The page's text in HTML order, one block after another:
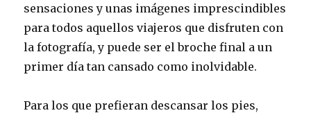
sensaciones y unas imágenes imprescindibles
para todos aquellos viajeros que disfruten con
la fotografía, y puede ser el broche final a un
primer día tan cansado como inolvidable.
Para los que prefieran descansar los pies,